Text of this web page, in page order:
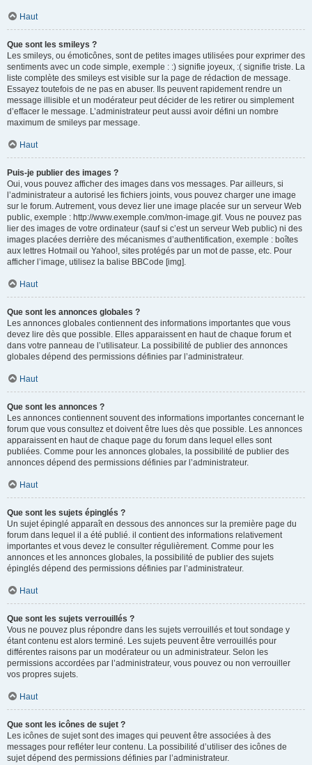
Haut
Que sont les smileys ?
Les smileys, ou émoticônes, sont de petites images utilisées pour exprimer des
sentiments avec un code simple, exemple : :) signifie joyeux, :( signifie triste. La
liste complète des smileys est visible sur la page de rédaction de message.
Essayez toutefois de ne pas en abuser. Ils peuvent rapidement rendre un
message illisible et un modérateur peut décider de les retirer ou simplement
d’effacer le message. L’administrateur peut aussi avoir défini un nombre
maximum de smileys par message.
Haut
Puis-je publier des images ?
Oui, vous pouvez afficher des images dans vos messages. Par ailleurs, si
l’administrateur a autorisé les fichiers joints, vous pouvez charger une image
sur le forum. Autrement, vous devez lier une image placée sur un serveur Web
public, exemple : http://www.exemple.com/mon-image.gif. Vous ne pouvez pas
lier des images de votre ordinateur (sauf si c’est un serveur Web public) ni des
images placées derrière des mécanismes d’authentification, exemple : boîtes
aux lettres Hotmail ou Yahoo!, sites protégés par un mot de passe, etc. Pour
afficher l’image, utilisez la balise BBCode [img].
Haut
Que sont les annonces globales ?
Les annonces globales contiennent des informations importantes que vous
devez lire dès que possible. Elles apparaissent en haut de chaque forum et
dans votre panneau de l’utilisateur. La possibilité de publier des annonces
globales dépend des permissions définies par l’administrateur.
Haut
Que sont les annonces ?
Les annonces contiennent souvent des informations importantes concernant le
forum que vous consultez et doivent être lues dès que possible. Les annonces
apparaissent en haut de chaque page du forum dans lequel elles sont
publiées. Comme pour les annonces globales, la possibilité de publier des
annonces dépend des permissions définies par l’administrateur.
Haut
Que sont les sujets épinglés ?
Un sujet épinglé apparaît en dessous des annonces sur la première page du
forum dans lequel il a été publié. il contient des informations relativement
importantes et vous devez le consulter régulièrement. Comme pour les
annonces et les annonces globales, la possibilité de publier des sujets
épinglés dépend des permissions définies par l’administrateur.
Haut
Que sont les sujets verrouillés ?
Vous ne pouvez plus répondre dans les sujets verrouillés et tout sondage y
étant contenu est alors terminé. Les sujets peuvent être verrouillés pour
différentes raisons par un modérateur ou un administrateur. Selon les
permissions accordées par l’administrateur, vous pouvez ou non verrouiller
vos propres sujets.
Haut
Que sont les icônes de sujet ?
Les icônes de sujet sont des images qui peuvent être associées à des
messages pour refléter leur contenu. La possibilité d’utiliser des icônes de
sujet dépend des permissions définies par l’administrateur.